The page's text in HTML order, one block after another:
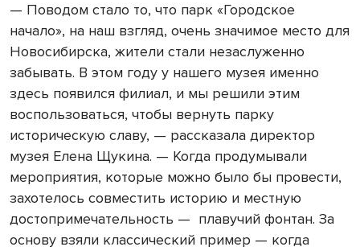
— Поводом стало то, что парк «Городское
начало», на наш взгляд, очень значимое место для
Новосибирска, жители стали незаслуженно
забывать. В этом году у нашего музея именно
здесь появился филиал, и мы решили этим
воспользоваться, чтобы вернуть парку
историческую славу, — рассказала директор
музея Елена Щукина. — Когда продумывали
мероприятия, которые можно было бы провести,
захотелось совместить историю и местную
достопримечательность — плавучий фонтан. За
основу взяли классический пример — когда